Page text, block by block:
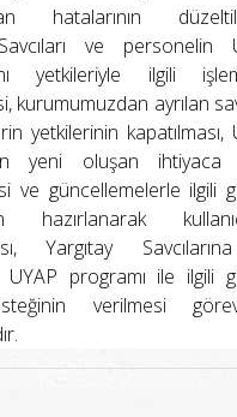
hatalarının
ve personelin
yetkileriyle ilgili
kurumumuzdan ayrılan
yetkilerinin kapatılması,
yeni oluşan ihtiyaca
ve güncellemelerle ilgili
hazırlanarak
Yargıtay
programı ile ilgili
verilmesi